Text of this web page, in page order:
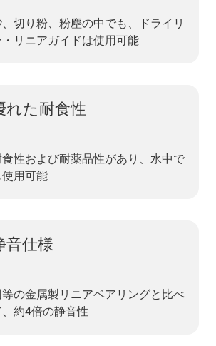
切り粉、粉塵の中でも、ドライリ
・リニアガイドは使用可能
れた耐食性
性および耐薬品性があり、水中で
使用可能
音仕様
等の金属製リニアベアリングと比べ
、約4倍の静音性